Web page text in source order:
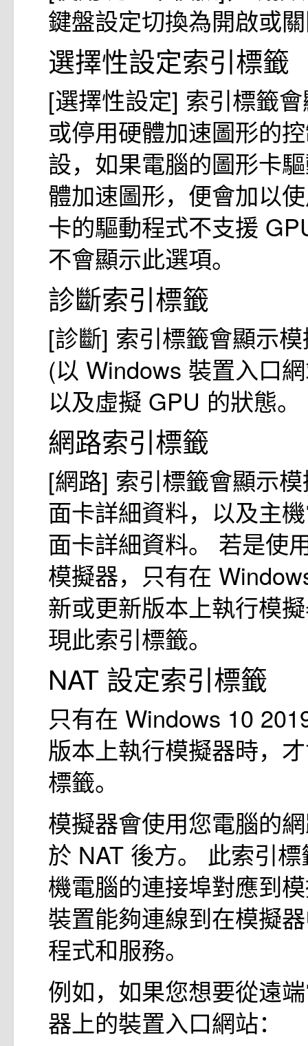
鍵盤設定切換為開啟或
選擇性設定索引標籤
[選擇性設定] 索引標籤
或停用硬體加速圖形的
設，如果電腦的圖形卡
體加速圖形，便會加以
卡的驅動程式不支援
不會顯示此選項。
診斷索引標籤
[診斷] 索引標籤會顯示
(以 Windows 裝置入口
以及虛擬 GPU 的狀態。
網路索引標籤
[網路] 索引標籤會顯示
面卡詳細資料，以及主
面卡詳細資料。 若是使
模擬器，只有在
新或更新版本上執行模
現此索引標籤。
NAT 設定索引標籤
只有在 Windows 10
版本上執行模擬器時，
標籤。
模擬器會使用您電腦的
於 NAT 後方。 此索引
機電腦的連接埠對應到
裝置能夠連線到在模擬
程式和服務。
例如，如果您想要從遠
器上的裝置入口網站：